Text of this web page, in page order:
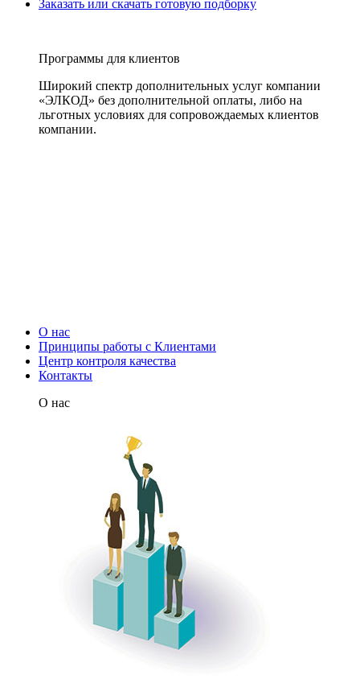
Заказать или скачать готовую подборку
Программы для клиентов
Широкий спектр дополнительных услуг компании
«ЭЛКОД» без дополнительной оплаты, либо на
льготных условиях для сопровождаемых клиентов
компании.
О нас
Принципы работы с Клиентами
Центр контроля качества
Контакты
О нас